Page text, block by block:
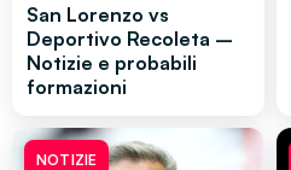
San Lorenzo vs
Deportivo Recoleta –
Notizie e probabili
formazioni
NOTIZIE